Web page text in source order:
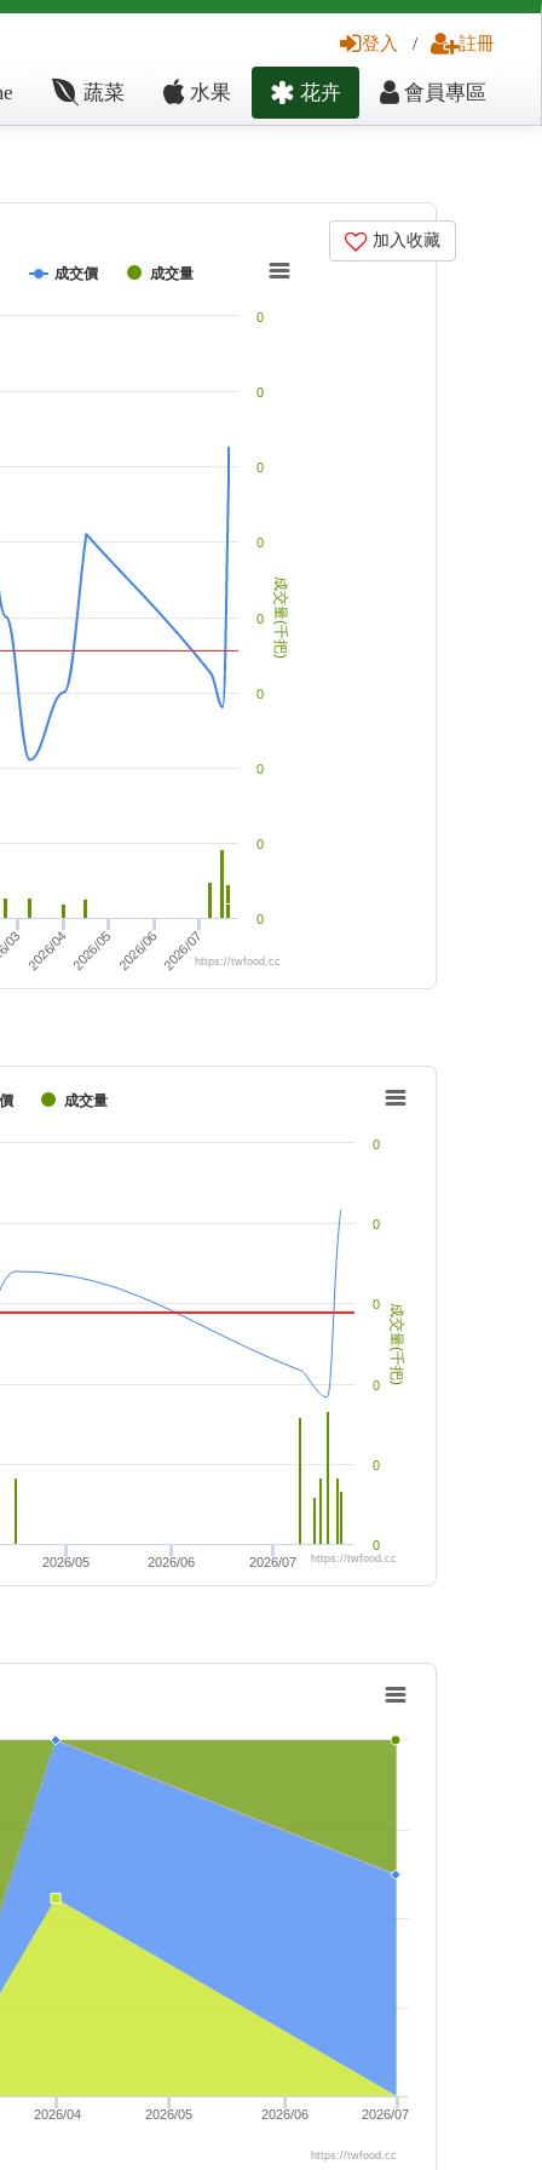
登入 / 註冊
蔬菜 水果 花卉 會員專區
加入收藏
成交量(千把)
成交價 成交量
2026/042026/05 2026/062026/07
0
0
0
0
0
0
0
0
0
https://twfood.cc
成交量(千把)
成交量
2026/05 2026/06 2026/07
0
0
0
0
0
0
https://twfood.cc
2026/04 2026/05 2026/06 2026/07
https://twfood.cc